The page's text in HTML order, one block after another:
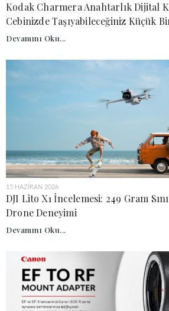
Kodak Charmera Anahtarlık Dijital
Cebinizde Taşıyabileceğiniz Küçük
Devamını Oku...
15 HAZIRAN 2026
DJI Lito X1 İncelemesi: 249 Gram
Drone Deneyimi
Devamını Oku...